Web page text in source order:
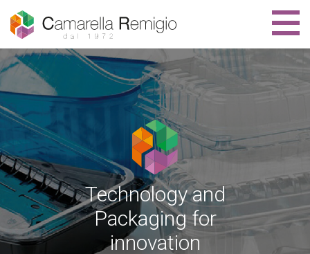
Technology and
Packaging for
innovation